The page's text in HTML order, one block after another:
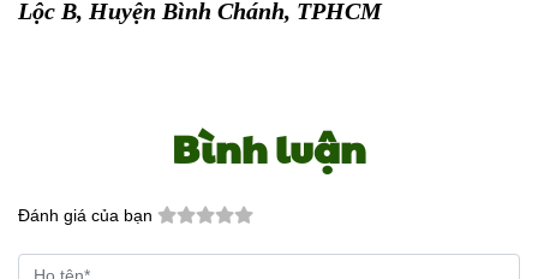
Lộc B, Huyện Bình Chánh, TPHCM
Bình luận
Đánh giá của bạn